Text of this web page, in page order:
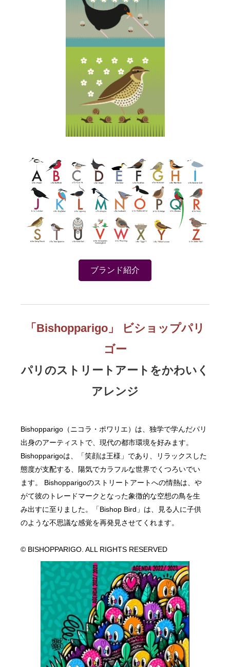
ブランド紹介
「Bishopparigo」
ビショップパリ
ゴー
パリのストリートアートをかわいく
アレンジ​
Bishopparigo（ニコラ・ポワリエ）は、独学で学んだパリ
出身のアーティストで、現代の都市環境を好みます。
Bishopparigoは、「笑顔は王様」であり、リラックスした
態度が支配する、陽気でカラフルな世界でくつろいでい
ます。 Bishopparigoのストリートアートへの情熱は、や
がて彼のトレードマークとなった象徴的な空想の鳥を生
み出すに至りました。「Bishop Bird」は、見る人に子供
のような不思議な感覚を再発見させてくれます。
© BISHOPPARIGO. ALL RIGHTS RESERVED